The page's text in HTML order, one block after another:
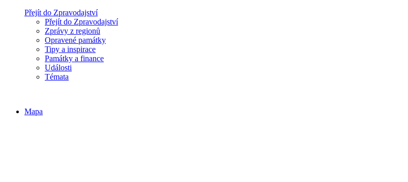
Přejít do Zpravodajství
Přejít do Zpravodajství
Zprávy z regionů
Opravené památky
Tipy a inspirace
Památky a finance
Události
Témata
Mapa